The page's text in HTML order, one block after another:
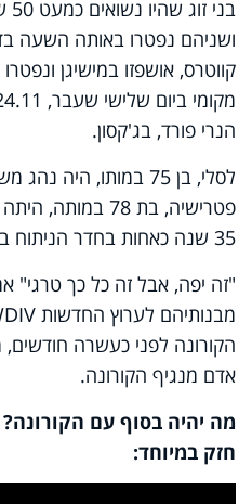
ושניהם נפטרו באותה השעה
הנרי פורד, בג'קסון.
לסלי, בן 75 במותו,
פטרישיה, בת 78
35 שנה כאחות בחדר הניתוח בבית החולים במישיגן.
"זה יפה, אבל זה כל כך טרגי"
מבנותיהם לערוץ החדשות
אדם מנגיף הקורונה.
מה יהיה בסוף עם
חזק במיוחד: